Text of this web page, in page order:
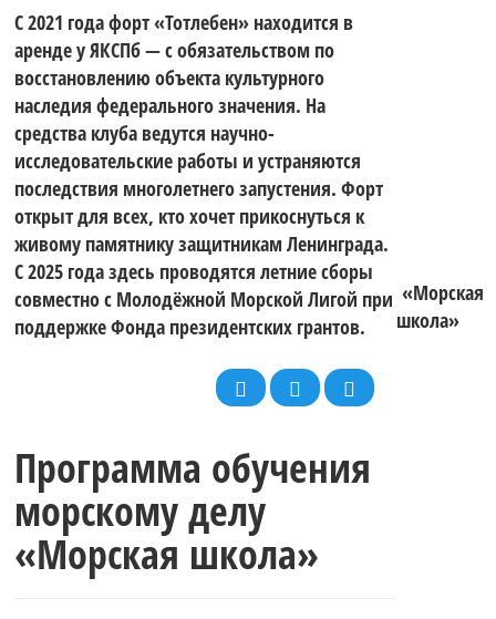
С 2021 года форт «Тотлебен» находится в
аренде у ЯКСПб — с обязательством по
восстановлению объекта культурного
наследия федерального значения. На
средства клуба ведутся научно-
исследовательские работы и устраняются
последствия многолетнего запустения. Форт
открыт для всех, кто хочет прикоснуться к
живому памятнику защитникам Ленинграда.
С 2025 года здесь проводятся летние сборы
совместно с Молодёжной Морской Лигой при
поддержке Фонда президентских грантов.
«Морская
школа»
Программа обучения
морскому делу
«Морская школа»